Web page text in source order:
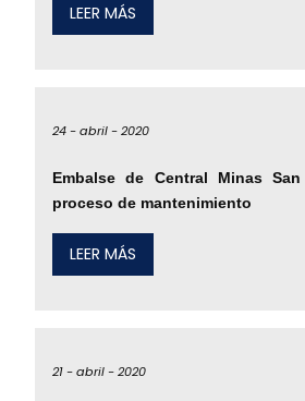
LEER MÁS
24 -abril -2020
Embalse de Central Minas
proceso de mantenimiento
LEER MÁS
21 -abril -2020